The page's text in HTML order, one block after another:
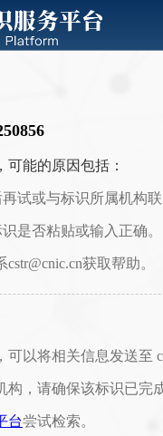
可能的原因包括：
试或与标识所属机构联
是否粘贴或输入正确。
获取帮助。
以将相关信息发送至
，请确保该标识已完
台尝试检索。